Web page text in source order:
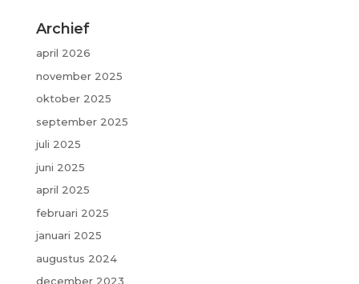
Archief
april 2026
november 2025
oktober 2025
september 2025
juli 2025
juni 2025
april 2025
februari 2025
januari 2025
augustus 2024
december 2023